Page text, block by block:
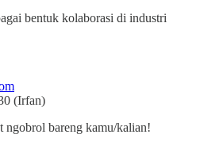
bentuk kolaborasi di industri
(Irfan)
ngobrol bareng kamu/kalian!